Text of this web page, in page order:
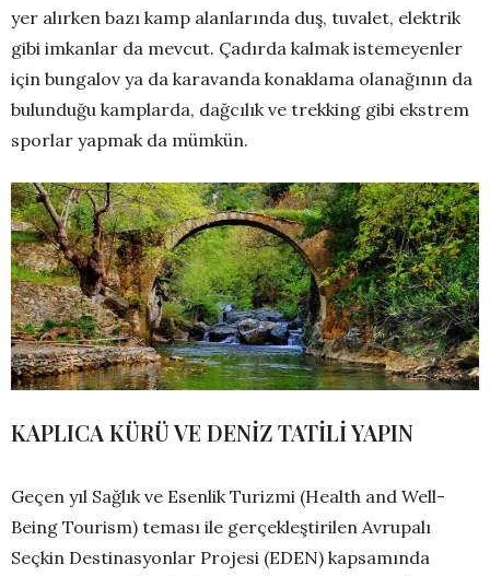
yer alırken bazı kamp alanlarında duş, tuvalet, elektrik
gibi imkanlar da mevcut. Çadırda kalmak istemeyenler
için bungalov ya da karavanda konaklama olanağının da
bulunduğu kamplarda, dağcılık ve trekking gibi ekstrem
sporlar yapmak da mümkün.
KAPLICA KÜRÜ VE DENİZ TATİLİ YAPIN
Geçen yıl Sağlık ve Esenlik Turizmi (Health and Well-
Being Tourism) teması ile gerçekleştirilen Avrupalı
Seçkin Destinasyonlar Projesi (EDEN) kapsamında